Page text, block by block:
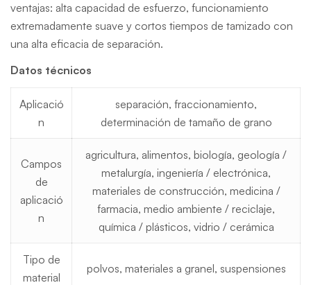
ventajas: alta capacidad de esfuerzo, funcionamiento
extremadamente suave y cortos tiempos de tamizado con
una alta eficacia de separación.
Datos técnicos
Aplicació
n
separación, fraccionamiento,
determinación de tamaño de grano
Campos
de
aplicació
n
agricultura, alimentos, biología, geología /
metalurgía, ingeniería / electrónica,
materiales de construcción, medicina /
farmacia, medio ambiente / reciclaje,
química / plásticos, vidrio / cerámica
Tipo de
material
polvos, materiales a granel, suspensiones